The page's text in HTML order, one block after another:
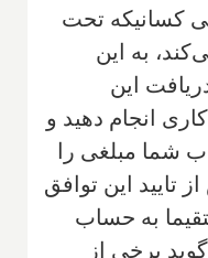
کسانیکه تحت
به این
این
انجام دهید و
شما مبلغی را
تایید این توافق
به حساب
برخی از